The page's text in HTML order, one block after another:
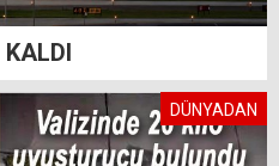
KALDI
DÜNYADAN